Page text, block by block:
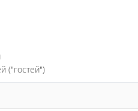
("гостей")